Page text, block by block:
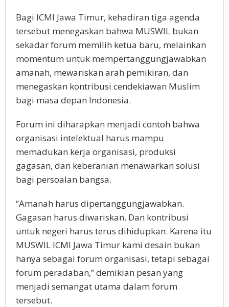
Bagi ICMI Jawa Timur, kehadiran tiga agenda
tersebut menegaskan bahwa MUSWIL bukan
sekadar forum memilih ketua baru, melainkan
momentum untuk mempertanggungjawabkan
amanah, mewariskan arah pemikiran, dan
menegaskan kontribusi cendekiawan Muslim
bagi masa depan Indonesia.
Forum ini diharapkan menjadi contoh bahwa
organisasi intelektual harus mampu
memadukan kerja organisasi, produksi
gagasan, dan keberanian menawarkan solusi
bagi persoalan bangsa.
“Amanah harus dipertanggungjawabkan.
Gagasan harus diwariskan. Dan kontribusi
untuk negeri harus terus dihidupkan. Karena itu
MUSWIL ICMI Jawa Timur kami desain bukan
hanya sebagai forum organisasi, tetapi sebagai
forum peradaban,” demikian pesan yang
menjadi semangat utama dalam forum
tersebut.